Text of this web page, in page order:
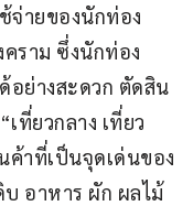
จ่ายของนักท่อง
คราม ซึ่งนักท่อง
อย่างสะดวก ตัดสิน
ที่ยวกลาง เที่ยว
ค้าที่เป็นจุดเด่นของ
บ อาหาร ผัก ผลไม้